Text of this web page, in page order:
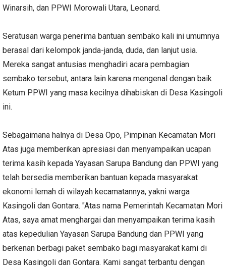
Winarsih, dan PPWI Morowali Utara, Leonard.
Seratusan warga penerima bantuan sembako kali ini umumnya
berasal dari kelompok janda-janda, duda, dan lanjut usia.
Mereka sangat antusias menghadiri acara pembagian
sembako tersebut, antara lain karena mengenal dengan baik
Ketum PPWI yang masa kecilnya dihabiskan di Desa Kasingoli
ini.
Sebagaimana halnya di Desa Opo, Pimpinan Kecamatan Mori
Atas juga memberikan apresiasi dan menyampaikan ucapan
terima kasih kepada Yayasan Sarupa Bandung dan PPWI yang
telah bersedia memberikan bantuan kepada masyarakat
ekonomi lemah di wilayah kecamatannya, yakni warga
Kasingoli dan Gontara. "Atas nama Pemerintah Kecamatan Mori
Atas, saya amat menghargai dan menyampaikan terima kasih
atas kepedulian Yayasan Sarupa Bandung dan PPWI yang
berkenan berbagi paket sembako bagi masyarakat kami di
Desa Kasingoli dan Gontara. Kami sangat terbantu dengan